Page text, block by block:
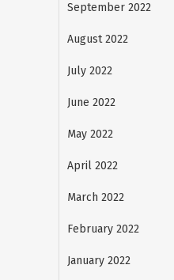
September 2022
August 2022
July 2022
June 2022
May 2022
April 2022
March 2022
February 2022
January 2022